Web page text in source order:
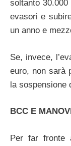
soltanto
evasori e
un anno e
Se, invece,
euro, non sarà
la sospensione
BCC E
Per far fronte